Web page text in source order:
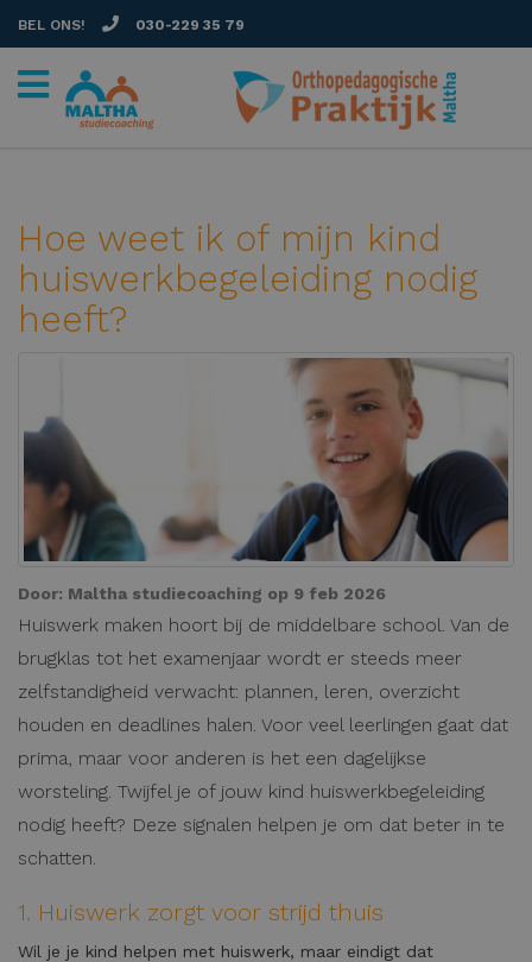
BEL ONS! 030-229 35 79
Hoe weet ik of mijn kind
huiswerkbegeleiding nodig
heeft?
Door: Maltha studiecoaching op 9 feb 2026
Huiswerk maken hoort bij de middelbare school. Van de
brugklas tot het examenjaar wordt er steeds meer
zelfstandigheid verwacht: plannen, leren, overzicht
houden en deadlines halen. Voor veel leerlingen gaat dat
prima, maar voor anderen is het een dagelijkse
worsteling. Twijfel je of jouw kind huiswerkbegeleiding
nodig heeft? Deze signalen helpen je om dat beter in te
schatten.
1. Huiswerk zorgt voor strijd thuis
Wil je je kind helpen met huiswerk, maar eindigt dat